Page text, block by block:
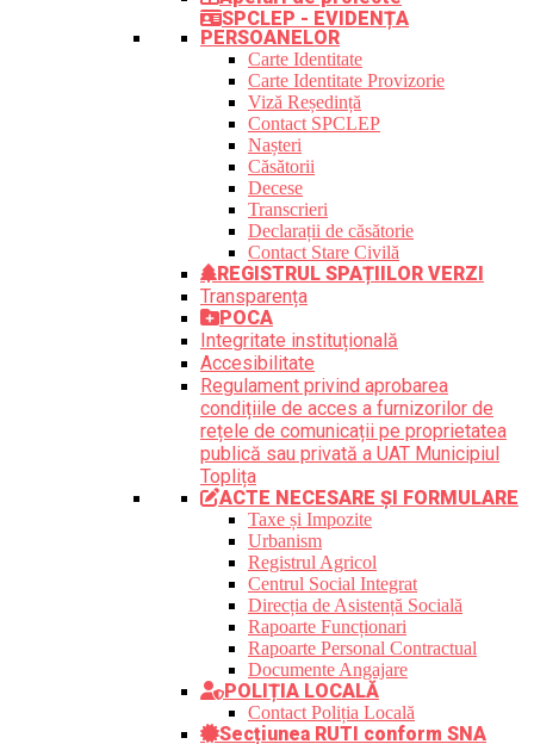
SPCLEP - EVIDENȚA
PERSOANELOR
Carte Identitate
Carte Identitate Provizorie
Viză Reședință
Contact SPCLEP
Nașteri
Căsătorii
Decese
Transcrieri
Declarații de căsătorie
Contact Stare Civilă
REGISTRUL SPAȚIILOR VERZI
Transparența
POCA
Integritate instituțională
Accesibilitate
Regulament privind aprobarea
condițiile de acces a furnizorilor de
rețele de comunicații pe proprietatea
publică sau privată a UAT Municipiul
Toplița
ACTE NECESARE ȘI FORMULARE
Taxe și Impozite
Urbanism
Registrul Agricol
Centrul Social Integrat
Direcția de Asistență Socială
Rapoarte Funcționari
Rapoarte Personal Contractual
Documente Angajare
POLIȚIA LOCALĂ
Contact Poliția Locală
Secțiunea RUTI conform SNA